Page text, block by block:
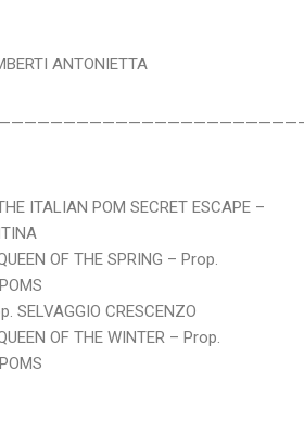
ANTONIETTA
ITALIAN POM SECRET ESCAPE –
OF THE SPRING – Prop.
SELVAGGIO CRESCENZO
OF THE WINTER – Prop.